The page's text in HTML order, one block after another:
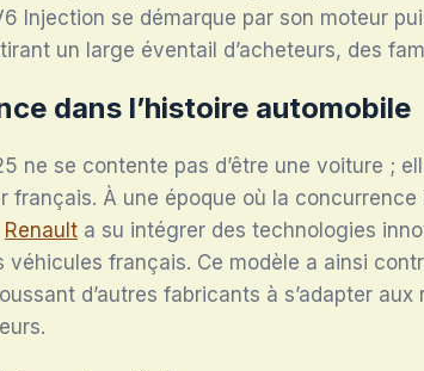
Injection se démarque par son moteur
un large éventail d’acheteurs, des
dans l’histoire automobile
ne se contente pas d’être une voiture ;
français. À une époque où la
Renault a su intégrer des technologies
véhicules français. Ce modèle a ainsi
d’autres fabricants à s’adapter